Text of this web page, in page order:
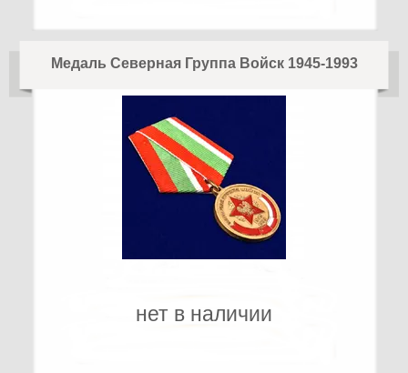
Медаль Северная Группа Войск 1945-1993
нет в наличии